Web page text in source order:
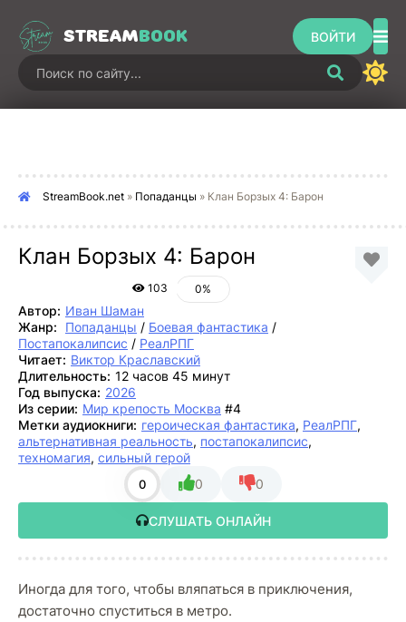
STREAMBOOK ВОЙТИ
StreamBook.net » Попаданцы » Клан Борзых 4: Барон
Клан Борзых 4: Барон
103 0%
Автор: Иван Шаман
Жанр:
Попаданцы / Боевая фантастика /
Постапокалипсис / РеалРПГ
Читает: Виктор Краславский
Длительность: 12 часов 45 минут
Год выпуска: 2026
Из серии: Мир крепость Москва #4
Метки аудиокниги: героическая фантастика, РеалРПГ,
альтернативная реальность, постапокалипсис,
техномагия, сильный герой
0 0 0
СЛУШАТЬ ОНЛАЙН
Иногда для того, чтобы вляпаться в приключения,
достаточно спуститься в метро.